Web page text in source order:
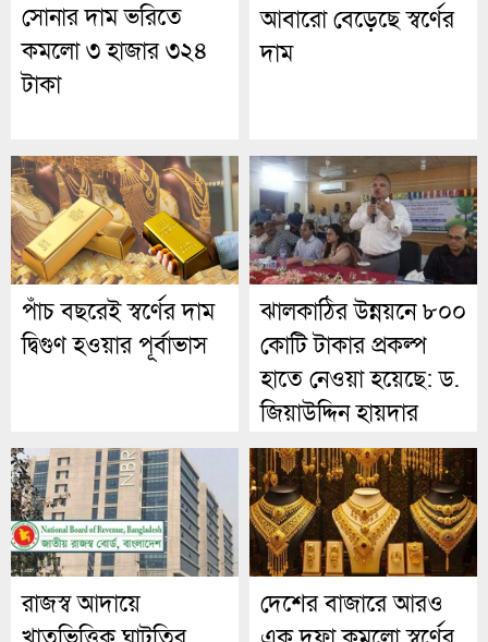
সোনার দাম ভরিতে
কমলো ৩ হাজার ৩২৪
টাকা
আবারো বেড়েছে স্বর্ণের
দাম
পাঁচ বছরেই স্বর্ণের দাম
দ্বিগুণ হওয়ার পূর্বাভাস
ঝালকাঠির উন্নয়নে ৮০০
কোটি টাকার প্রকল্প
হাতে নেওয়া হয়েছে: ড.
জিয়াউদ্দিন হায়দার
রাজস্ব আদায়ে
দেশের বাজারে আরও